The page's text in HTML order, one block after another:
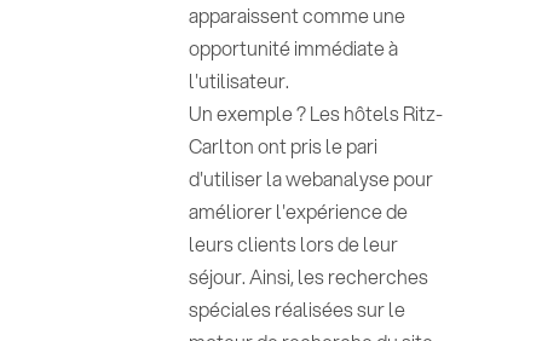
apparaissent comme une
opportunité immédiate à
l'utilisateur.
Un exemple ? Les hôtels Ritz-
Carlton ont pris le pari
d'utiliser la webanalyse pour
améliorer l'expérience de
leurs clients lors de leur
séjour. Ainsi, les recherches
spéciales réalisées sur le